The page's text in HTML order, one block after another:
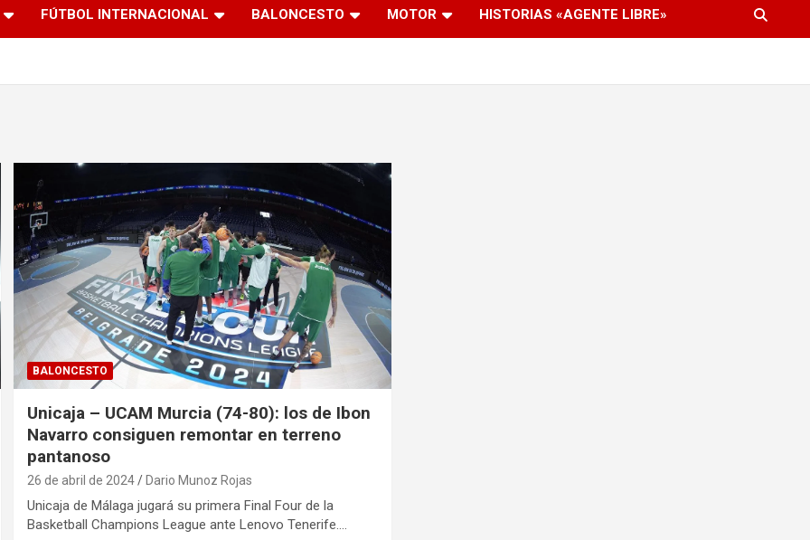
FÚTBOL INTERNACIONAL BALONCESTO MOTOR HISTORIAS «AGENTE LIBRE»
BALONCESTO
Unicaja – UCAM Murcia (74-80): los de Ibon
Navarro consiguen remontar en terreno
pantanoso
26 de abril de 2024 Dario Munoz Rojas
Unicaja de Málaga jugará su primera Final Four de la
Basketball Champions League ante Lenovo Tenerife.…